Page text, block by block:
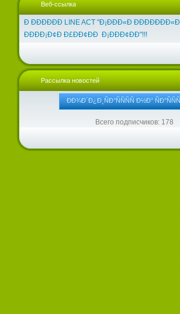
Веб-ссылка
Ð ÐÐÐÐÐÐ LINE ACT "Ð¡ÐÐÐ«Ð ÐÐÐÐÐÐÐ«Ð
ÐÐÐÐ¡Ð¢Ð Ð£ÐÐ¢ÐÐ Ð¡ÐÐÐ¢ÐÐ"!!!
Рассылка новостей
Всего подписчиков: 178